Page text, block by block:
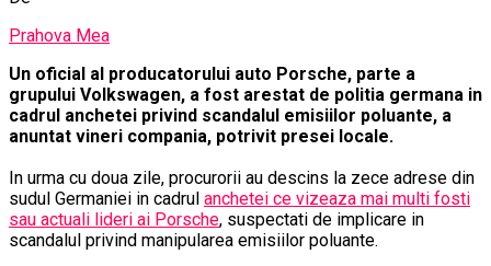
Prahova Mea
Un oficial al producatorului auto Porsche, parte a
grupului Volkswagen, a fost arestat de politia germana in
cadrul anchetei privind scandalul emisiilor poluante, a
anuntat vineri compania, potrivit presei locale.
In urma cu doua zile, procurorii au descins la zece adrese din
sudul Germaniei in cadrul anchetei ce vizeaza mai multi fosti
sau actuali lideri ai Porsche, suspectati de implicare in
scandalul privind manipularea emisiilor poluante.